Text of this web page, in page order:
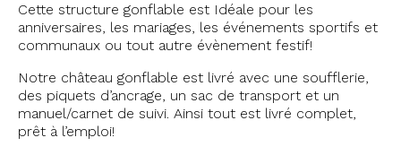
Cette structure gonflable est Idéale pour les
anniversaires, les mariages, les événements sportifs et
communaux ou tout autre évènement festif!
Notre château gonflable est livré avec une soufflerie,
des piquets d’ancrage, un sac de transport et un
manuel/carnet de suivi. Ainsi tout est livré complet,
prêt à l’emploi!